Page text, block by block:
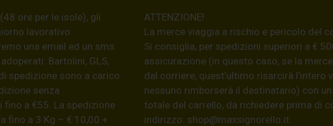
ore per le isole), gli
lavorativo
una email ed un sms
Bartolini, GLS,
spedizione sono a carico
senza
a €55. La spedizione
fino a 3 Kg – € 10,00 +
ATTENZIONE!
La merce viaggia a rischio e pericolo del
Si consiglia, per spedizioni superiori a €
assicurazione (in questo caso, se la
dal corriere, quest’ultimo risarcirà
nessuno rimborserà il destinatario) con
totale del carrello, da richiedere prima di
indirizzo: shop@maxsignorello.it